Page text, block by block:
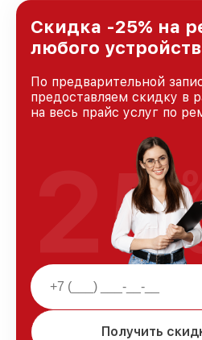
Новосибирске, постоянно
доверия и лояльности
Скидка -25% на
любого
По предварительной
предоставляем скидку в
на весь прайс услуг по
Получить
25